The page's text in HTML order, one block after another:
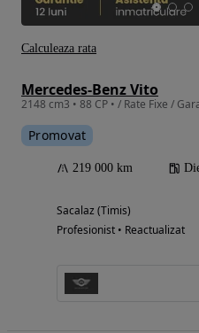
Mercedes-Benz Vito
2148 cm3 • 88 CP • / Rate Fixe /
Promovat
219 000 km
Sacalaz (Timis)
Profesionist • Reactualizat
Calculeaza rata